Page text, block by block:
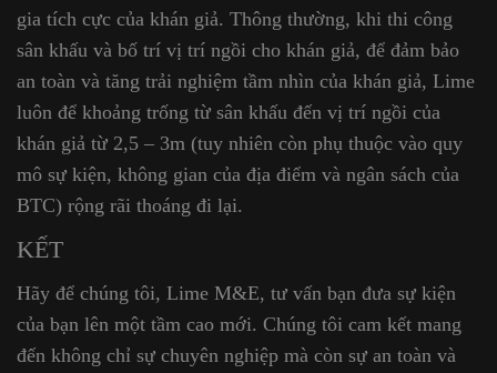
gia tích cực của khán giả. Thông thường, khi thi công
sân khấu và bố trí vị trí ngồi cho khán giả, để đảm bảo
an toàn và tăng trải nghiệm tầm nhìn của khán giả, Lime
luôn để khoảng trống từ sân khấu đến vị trí ngồi của
khán giả từ 2,5 – 3m (tuy nhiên còn phụ thuộc vào quy
mô sự kiện, không gian của địa điểm và ngân sách của
BTC) rộng rãi thoáng đi lại.
KẾT
Hãy để chúng tôi, Lime M&E, tư vấn bạn đưa sự kiện
của bạn lên một tầm cao mới. Chúng tôi cam kết mang
đến không chỉ sự chuyên nghiệp mà còn sự an toàn và